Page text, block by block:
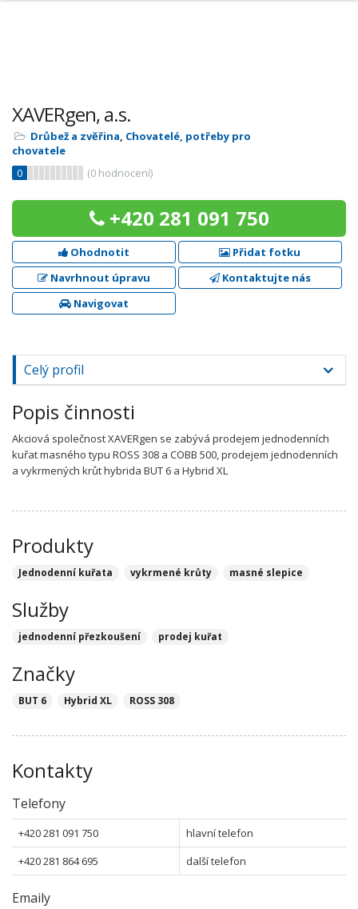
XAVERgen, a.s.
Drůbež a zvěřina, Chovatelé, potřeby pro
chovatele
0
(0 hodnocení)
+420 281 091 750
Ohodnotit
Přidat fotku
Navrhnout úpravu
Kontaktujte nás
Navigovat
Celý profil
Popis činnosti
Akciová společnost XAVERgen se zabývá prodejem jednodenních
kuřat masného typu ROSS 308 a COBB 500, prodejem jednodenních
a vykrmených krůt hybrida BUT 6 a Hybrid XL
Produkty
Jednodenní kuřata vykrmené krůty masné slepice
Služby
jednodenní přezkoušení prodej kuřat
Značky
BUT 6 Hybrid XL ROSS 308
Kontakty
Telefony
+420 281 091 750
hlavní telefon
+420 281 864 695
další telefon
Emaily